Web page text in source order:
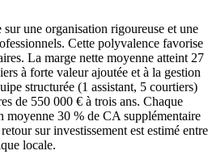
une organisation rigoureuse et une
Cette polyvalence favorise
La marge nette moyenne atteint 27
à forte valeur ajoutée et à la gestion
structurée (1 assistant, 5 courtiers)
de 550 000 € à trois ans. Chaque
moyenne 30 % de CA supplémentaire
sur investissement est estimé entre
locale.